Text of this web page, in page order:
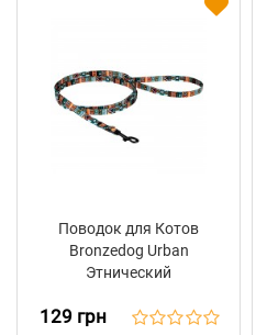
Поводок для Котов
Bronzedog Urban
Этнический
129 грн